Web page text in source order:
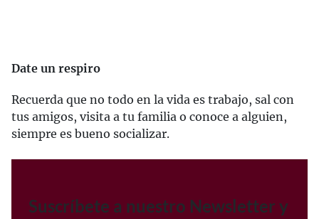
Date un respiro
Recuerda que no todo en la vida es trabajo, sal con
tus amigos, visita a tu familia o conoce a alguien,
siempre es bueno socializar.
Suscríbete a nuestro Newsletter y